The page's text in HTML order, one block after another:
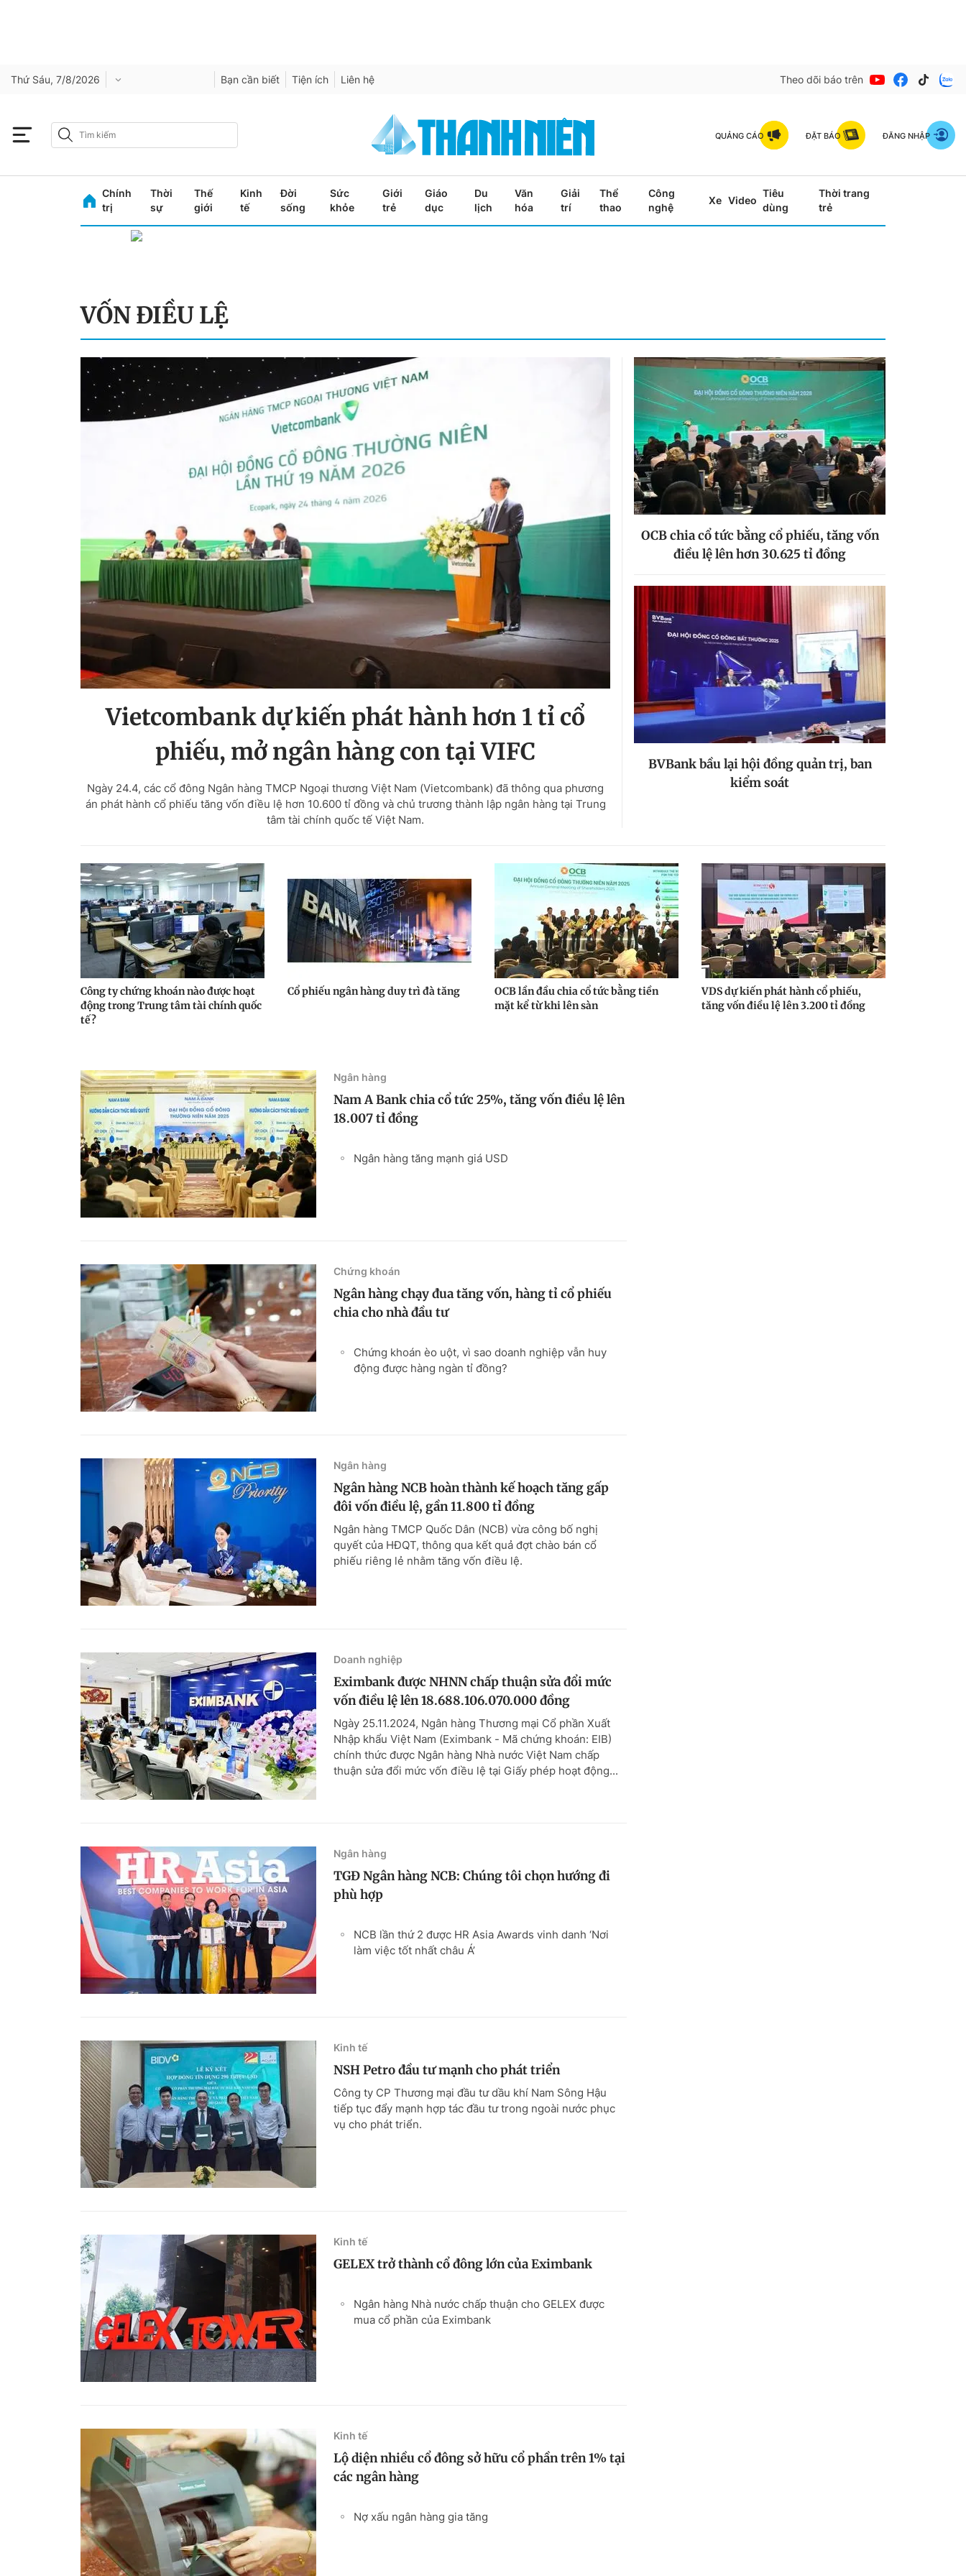
Thứ Sáu, 7/8/2026 Bạn cần biết Tiện ích Liên hệ Theo dõi báo trên
QUẢNG CÁO ĐẶT BÁO ĐĂNG NHẬP
Chính
trị
Thời
sự
Thế
giới
Kinh
tế
Đời
sống
Sức
khỏe
Giới
trẻ
Giáo
dục
Du
lịch
Văn
hóa
Giải
trí
Thể
thao
Công
nghệ
Xe Video
Tiêu
dùng
Thời trang
trẻ
VỐN ĐIỀU LỆ
Vietcombank dự kiến phát hành hơn 1 tỉ cổ
phiếu, mở ngân hàng con tại VIFC
Ngày 24.4, các cổ đông Ngân hàng TMCP Ngoại thương Việt Nam (Vietcombank) đã thông qua phương
án phát hành cổ phiếu tăng vốn điều lệ hơn 10.600 tỉ đồng và chủ trương thành lập ngân hàng tại Trung
tâm tài chính quốc tế Việt Nam.
OCB chia cổ tức bằng cổ phiếu, tăng vốn
điều lệ lên hơn 30.625 tỉ đồng
BVBank bầu lại hội đồng quản trị, ban
kiểm soát
Công ty chứng khoán nào được hoạt
động trong Trung tâm tài chính quốc
tế?
Cổ phiếu ngân hàng duy trì đà tăng
OCB lần đầu chia cổ tức bằng tiền
mặt kể từ khi lên sàn
VDS dự kiến phát hành cổ phiếu,
tăng vốn điều lệ lên 3.200 tỉ đồng
Ngân hàng
Nam A Bank chia cổ tức 25%, tăng vốn điều lệ lên
18.007 tỉ đồng
Ngân hàng tăng mạnh giá USD
Chứng khoán
Ngân hàng chạy đua tăng vốn, hàng tỉ cổ phiếu
chia cho nhà đầu tư
Chứng khoán èo uột, vì sao doanh nghiệp vẫn huy
động được hàng ngàn tỉ đồng?
Ngân hàng
Ngân hàng NCB hoàn thành kế hoạch tăng gấp
đôi vốn điều lệ, gần 11.800 tỉ đồng
Ngân hàng TMCP Quốc Dân (NCB) vừa công bố nghị
quyết của HĐQT, thông qua kết quả đợt chào bán cổ
phiếu riêng lẻ nhằm tăng vốn điều lệ.
Doanh nghiệp
Eximbank được NHNN chấp thuận sửa đổi mức
vốn điều lệ lên 18.688.106.070.000 đồng
Ngày 25.11.2024, Ngân hàng Thương mại Cổ phần Xuất
Nhập khẩu Việt Nam (Eximbank - Mã chứng khoán: EIB)
chính thức được Ngân hàng Nhà nước Việt Nam chấp
thuận sửa đổi mức vốn điều lệ tại Giấy phép hoạt động...
Ngân hàng
TGĐ Ngân hàng NCB: Chúng tôi chọn hướng đi
phù hợp
NCB lần thứ 2 được HR Asia Awards vinh danh ‘Nơi
làm việc tốt nhất châu Á’
Kinh tế
NSH Petro đầu tư mạnh cho phát triển
Công ty CP Thương mại đầu tư dầu khí Nam Sông Hậu
tiếp tục đẩy mạnh hợp tác đầu tư trong ngoài nước phục
vụ cho phát triển.
Kinh tế
GELEX trở thành cổ đông lớn của Eximbank
Ngân hàng Nhà nước chấp thuận cho GELEX được
mua cổ phần của Eximbank
Kinh tế
Lộ diện nhiều cổ đông sở hữu cổ phần trên 1% tại
các ngân hàng
Nợ xấu ngân hàng gia tăng